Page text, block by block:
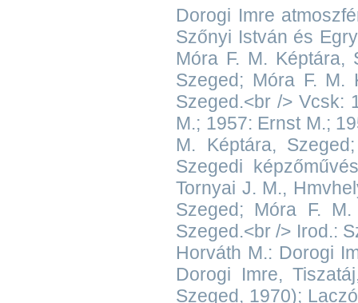
Dorogi Imre
Szőnyi István és
Móra F. M. Képtára,
Szeged; Móra F. M.
Szeged.<br /> Vcsk:
M.; 1957: Ernst M.;
M. Képtára,
Szegedi
Tornyai J. M.,
Szeged; Móra F.
Szeged.<br /> Irod.:
Horváth M.: Dorogi
Dorogi Imre,
Szeged, 1970);